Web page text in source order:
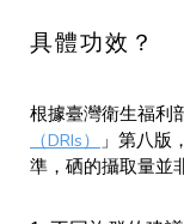
具體功效？
根據臺灣衛生福利
（DRIs）
」第八版
準，硒的攝取量並